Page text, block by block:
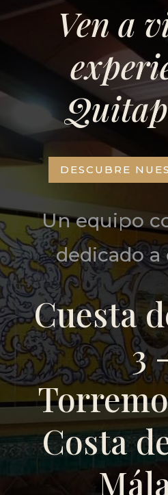
Ven a
DESCUBRE
Un equipo
dedicado a
Cuesta
3
Costa